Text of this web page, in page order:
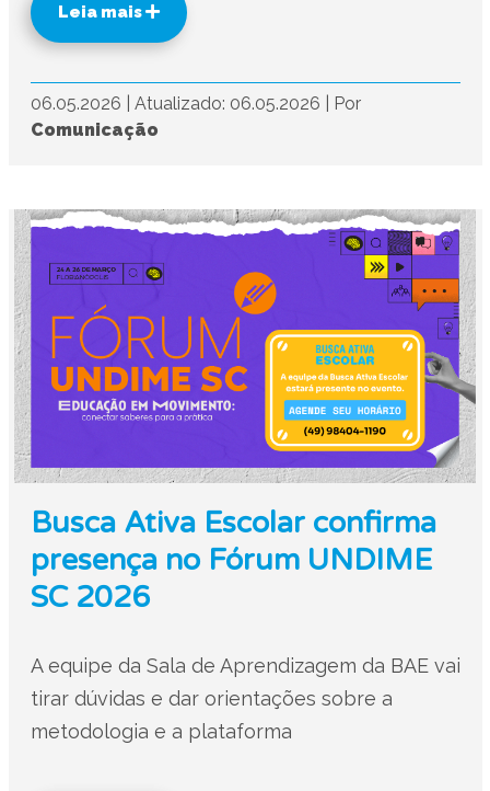
Leia mais
06.05.2026 Atualizado: 06.05.2026
Por
Comunicação
Busca Ativa Escolar confirma
presença no Fórum UNDIME
SC 2026
A equipe da Sala de Aprendizagem da BAE vai
tirar dúvidas e dar orientações sobre a
metodologia e a plataforma